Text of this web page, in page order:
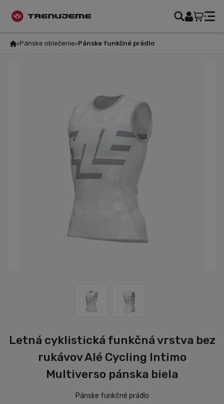
Pánske oblečenie Pánske funkčné prádlo
Letná cyklistická funkčná vrstva bez
rukávov Alé Cycling Intimo
Multiverso pánska biela
Pánske funkčné prádlo